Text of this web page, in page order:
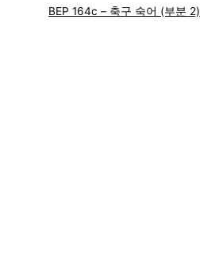
BEP 164c – 축구 숙어 (부분 2)